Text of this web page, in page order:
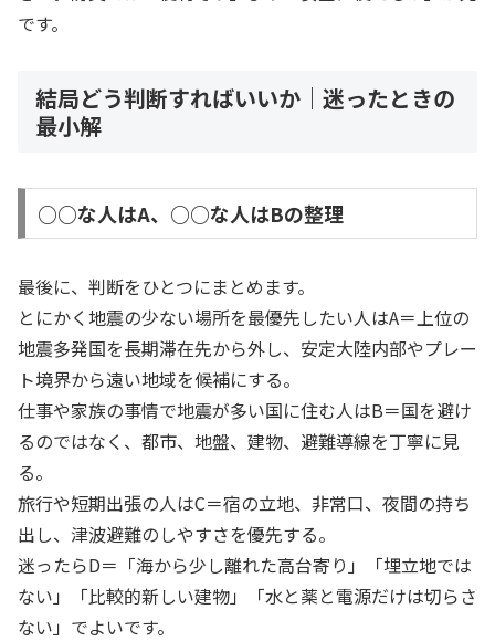
です。
結局どう判断すればいいか｜迷ったときの
最小解
○○な人はA、○○な人はBの整理
最後に、判断をひとつにまとめます。
とにかく地震の少ない場所を最優先したい人はA＝上位の
地震多発国を長期滞在先から外し、安定大陸内部やプレー
ト境界から遠い地域を候補にする。
仕事や家族の事情で地震が多い国に住む人はB＝国を避け
るのではなく、都市、地盤、建物、避難導線を丁寧に見
る。
旅行や短期出張の人はC＝宿の立地、非常口、夜間の持ち
出し、津波避難のしやすさを優先する。
迷ったらD＝「海から少し離れた高台寄り」「埋立地では
ない」「比較的新しい建物」「水と薬と電源だけは切らさ
ない」でよいです。